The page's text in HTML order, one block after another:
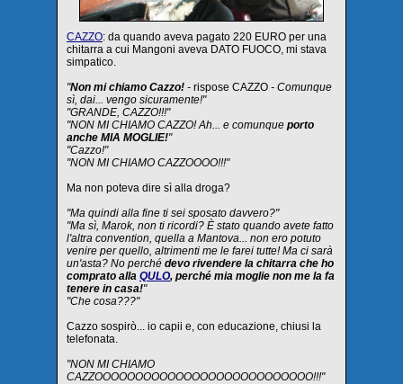
CAZZO: da quando aveva pagato 220 EURO per una
chitarra a cui Mangoni aveva DATO FUOCO, mi stava
simpatico.
"Non mi chiamo Cazzo! - rispose CAZZO - Comunque
sì, dai... vengo sicuramente!"
"GRANDE, CAZZO!!!"
"NON MI CHIAMO CAZZO! Ah... e comunque porto
anche MIA MOGLIE!"
"Cazzo!"
"NON MI CHIAMO CAZZOOOO!!!"
Ma non poteva dire sì alla droga?
"Ma quindi alla fine ti sei sposato davvero?"
"Ma sì, Marok, non ti ricordi? È stato quando avete fatto
l'altra convention, quella a Mantova... non ero potuto
venire per quello, altrimenti me le farei tutte! Ma ci sarà
un'asta? No perché devo rivendere la chitarra che ho
comprato alla QULO, perché mia moglie non me la fa
tenere in casa!"
"Che cosa???"
Cazzo sospirò... io capii e, con educazione, chiusi la
telefonata.
"NON MI CHIAMO
CAZZOOOOOOOOOOOOOOOOOOOOOOOOOOO!!!"